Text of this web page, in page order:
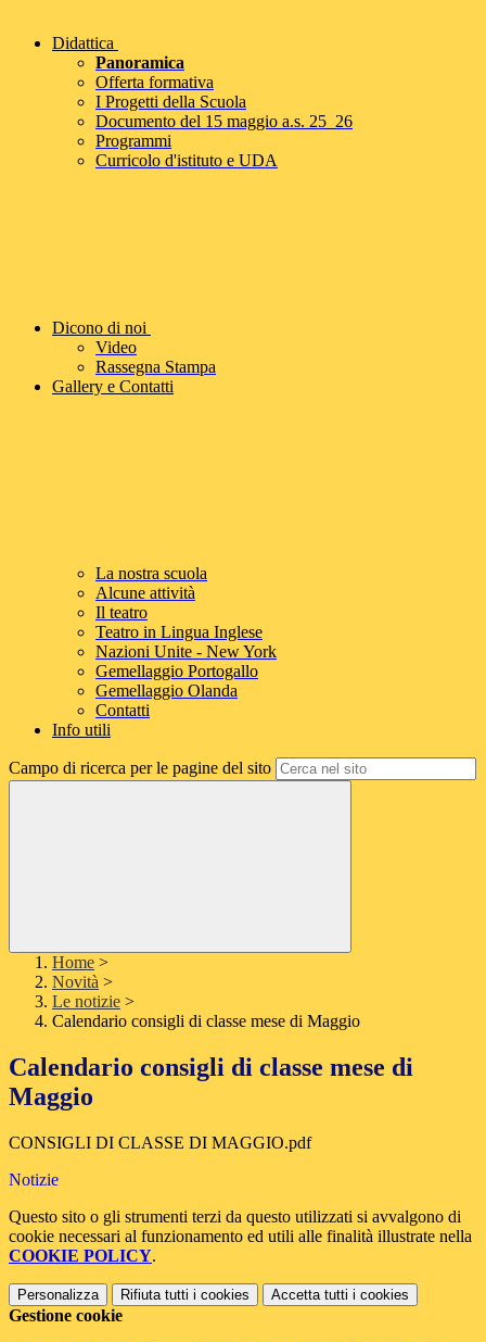
Didattica
Panoramica
Offerta formativa
I Progetti della Scuola
Documento del 15 maggio a.s. 25_26
Programmi
Curricolo d'istituto e UDA
Dicono di noi
Video
Rassegna Stampa
Gallery e Contatti
La nostra scuola
Alcune attività
Il teatro
Teatro in Lingua Inglese
Nazioni Unite - New York
Gemellaggio Portogallo
Gemellaggio Olanda
Contatti
Info utili
Campo di ricerca per le pagine del sito
Home >
Novità >
Le notizie >
Calendario consigli di classe mese di Maggio
Calendario consigli di classe mese di
Maggio
CONSIGLI DI CLASSE DI MAGGIO.pdf
Notizie
Questo sito o gli strumenti terzi da questo utilizzati si avvalgono di
cookie necessari al funzionamento ed utili alle finalità illustrate nella
COOKIE POLICY.
Personalizza Rifiuta tutti i cookies Accetta tutti i cookies
Gestione cookie